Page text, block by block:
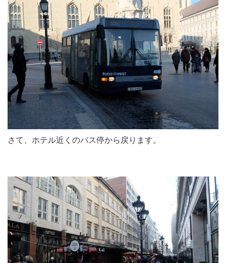
さて、ホテル近くのバス停から戻ります。